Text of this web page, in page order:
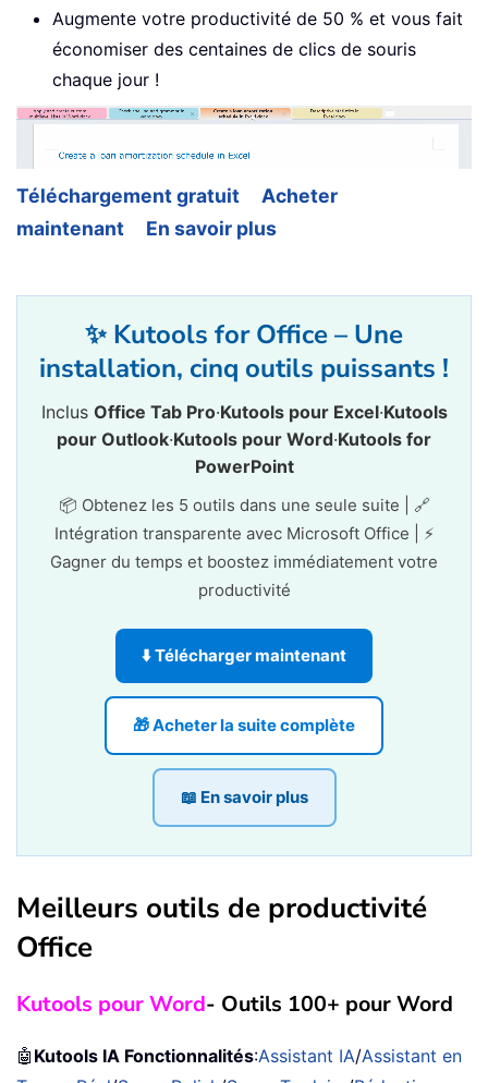
Augmente votre productivité de 50 % et vous fait
économiser des centaines de clics de souris
chaque jour !
Téléchargement gratuit
Acheter
maintenant
En savoir plus
✨ Kutools for Office – Une
installation, cinq outils puissants !
Inclus Office Tab Pro·Kutools pour Excel·Kutools
pour Outlook·Kutools pour Word·Kutools for
PowerPoint
📦 Obtenez les 5 outils dans une seule suite | 🔗
Intégration transparente avec Microsoft Office | ⚡
Gagner du temps et boostez immédiatement votre
productivité
⬇️ Télécharger maintenant
🎁 Acheter la suite complète
📖 En savoir plus
Meilleurs outils de productivité
Office
Kutools pour Word- Outils 100+ pour Word
🤖 Kutools IA Fonctionnalités:Assistant IA/Assistant en